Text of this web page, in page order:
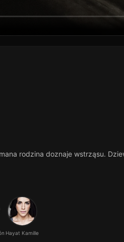
rodzina doznaje wstrząsu.
Hayat Kamille